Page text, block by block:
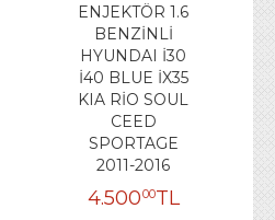
ENJEKTÖR 1.6
BENZİNLİ
HYUNDAI İ30
İ40 BLUE İX35
KIA RİO SOUL
CEED
SPORTAGE
2011-2016
4.50000TL